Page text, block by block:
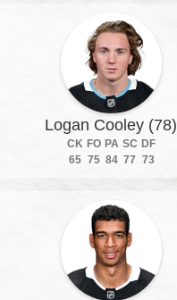
Logan Cooley (78)
CK FO PA SC DF
65 75 84 77 73